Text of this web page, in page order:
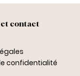
contact
confidentialité